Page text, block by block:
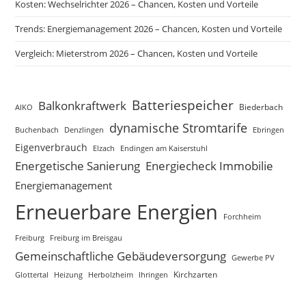
Kosten: Wechselrichter 2026 – Chancen, Kosten und Vorteile
Trends: Energiemanagement 2026 – Chancen, Kosten und Vorteile
Vergleich: Mieterstrom 2026 – Chancen, Kosten und Vorteile
AIKO Balkonkraftwerk Batteriespeicher Biederbach
Buchenbach Denzlingen dynamische Stromtarife Ebringen
Eigenverbrauch Elzach Endingen am Kaiserstuhl
Energetische Sanierung Energiecheck Immobilie
Energiemanagement
Erneuerbare Energien Forchheim
Freiburg Freiburg im Breisgau
Gemeinschaftliche Gebäudeversorgung Gewerbe PV
Glottertal
Heizung Herbolzheim Ihringen Kirchzarten